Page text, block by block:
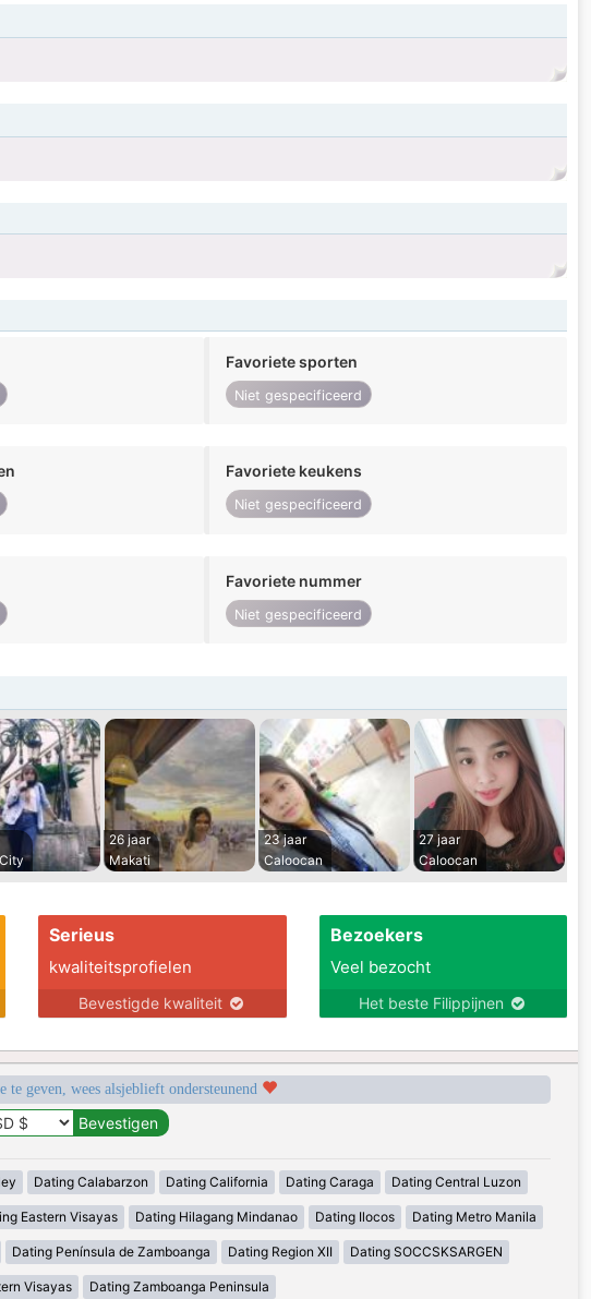
Favoriete sporten
Niet gespecificeerd
Favoriete keukens
Niet gespecificeerd
Favoriete nummer
Niet gespecificeerd
26 jaar
Makati
23 jaar
Caloocan
27 jaar
Caloocan
Serieus
kwaliteitsprofielen
Bevestigde kwaliteit
Bezoekers
Veel bezocht
Het beste Filippijnen
te geven, wees alsjeblieft ondersteunend
Dating Calabarzon Dating California Dating Caraga Dating Central Luzon
Eastern Visayas Dating Hilagang Mindanao Dating Ilocos Dating Metro Manila
Dating Península de Zamboanga Dating Region XII Dating SOCCSKSARGEN
Visayas Dating Zamboanga Peninsula